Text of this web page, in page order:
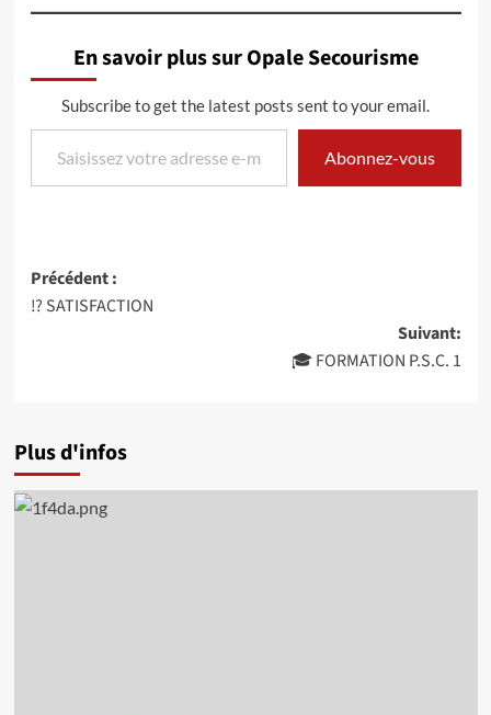
https://fr.surveymonkey.com/r/KJ3WB2C
En savoir plus sur Opale Secourisme
Subscribe to get the latest posts sent to your email.
Saisissez votre adresse e-mail…
Abonnez-vous
Navigation
d’article
Précédent :
⁉️ SATISFACTION
Suivant:
🎓 FORMATION P.S.C. 1
Plus d'infos